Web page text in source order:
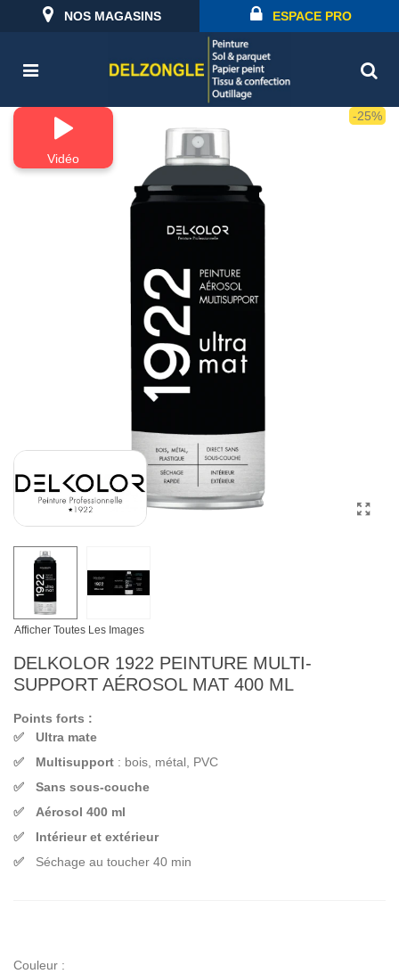
NOS MAGASINS ESPACE PRO
Vidéo
-25%
Afficher Toutes Les Images
DELKOLOR 1922 PEINTURE MULTI-
SUPPORT AÉROSOL MAT 400 ML
Points forts :
Ultra mate
Multisupport : bois, métal, PVC
Sans sous-couche
Aérosol 400 ml
Intérieur et extérieur
Séchage au toucher 40 min
Couleur :